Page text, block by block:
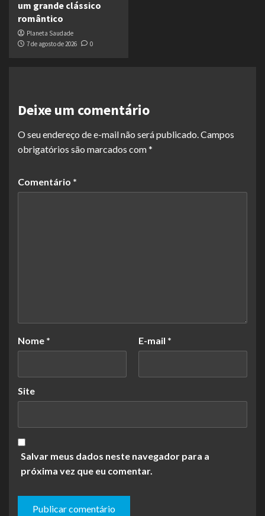
um grande clássico
romântico
Planeta Saudade
7 de agosto de 2026
0
Deixe um comentário
O seu endereço de e-mail não será publicado. Campos
obrigatórios são marcados com*
Comentário *
Nome * E-mail *
Site
Salvar meus dados neste navegador para a
próxima vez que eu comentar.